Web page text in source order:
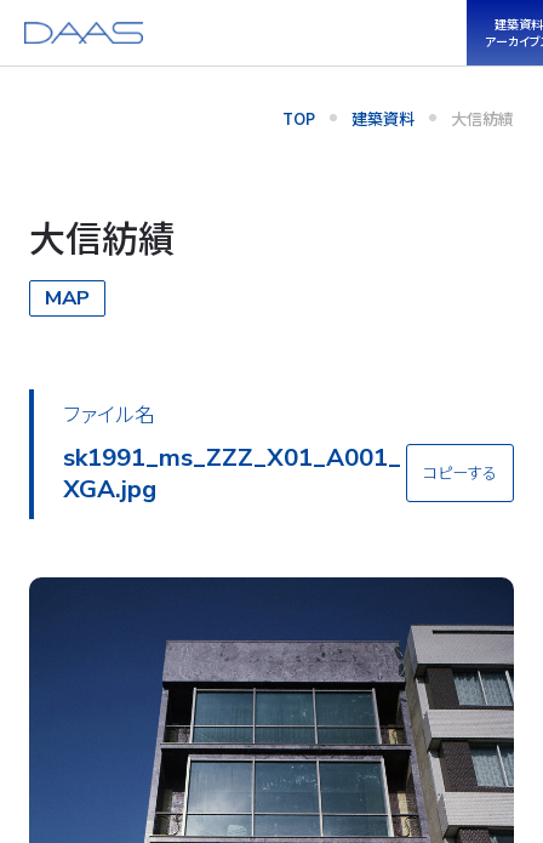
建築資料
アーカイ
TOP 建築資料 大信紡績
大信紡績
MAP
ファイル名
sk1991_ms_ZZZ_X01_A001_
XGA.jpg
コピーする